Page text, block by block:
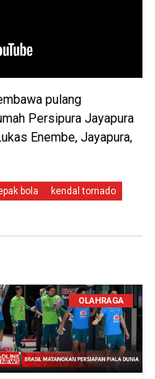
pulang
Persipura Jayapura
Enembe, Jayapura,
bola
kendal tornado
OLAHRAGA